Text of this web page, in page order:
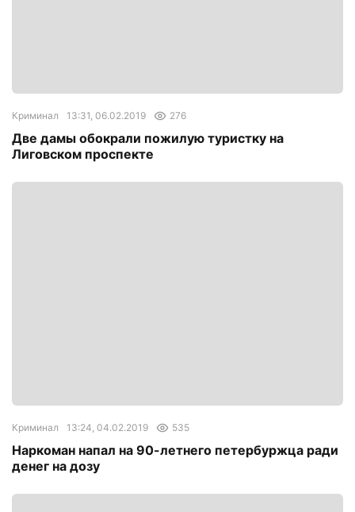
Криминал 13:31, 06.02.2019 276
Две дамы обокрали пожилую туристку на
Лиговском проспекте
Криминал 13:24, 04.02.2019 535
Наркоман напал на 90-летнего петербуржца ради
денег на дозу